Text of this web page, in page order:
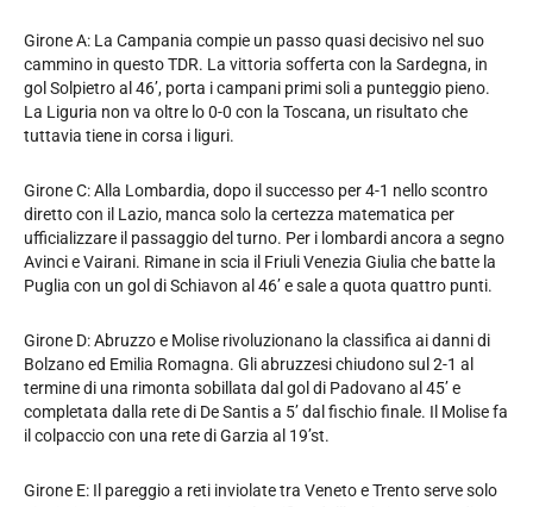
Girone A: La Campania compie un passo quasi decisivo nel suo
cammino in questo TDR. La vittoria sofferta con la Sardegna, in
gol Solpietro al 46’, porta i campani primi soli a punteggio pieno.
La Liguria non va oltre lo 0-0 con la Toscana, un risultato che
tuttavia tiene in corsa i liguri.
Girone C: Alla Lombardia, dopo il successo per 4-1 nello scontro
diretto con il Lazio, manca solo la certezza matematica per
ufficializzare il passaggio del turno. Per i lombardi ancora a segno
Avinci e Vairani. Rimane in scia il Friuli Venezia Giulia che batte la
Puglia con un gol di Schiavon al 46’ e sale a quota quattro punti.
Girone D: Abruzzo e Molise rivoluzionano la classifica ai danni di
Bolzano ed Emilia Romagna. Gli abruzzesi chiudono sul 2-1 al
termine di una rimonta sobillata dal gol di Padovano al 45’ e
completata dalla rete di De Santis a 5’ dal fischio finale. Il Molise fa
il colpaccio con una rete di Garzia al 19’st.
Girone E: Il pareggio a reti inviolate tra Veneto e Trento serve solo